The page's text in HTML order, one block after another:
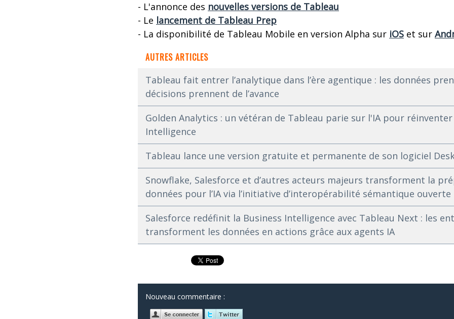
- L'annonce des nouvelles versions de Tableau
- Le lancement de Tableau Prep
- La disponibilité de Tableau Mobile en version Alpha sur iOS et sur
AUTRES ARTICLES
Tableau fait entrer l’analytique dans l’ère agentique : les données
décisions prennent de l’avance
Golden Analytics : un vétéran de Tableau parie sur l'IA pour réinventer
Intelligence
Tableau lance une version gratuite et permanente de son logiciel
Snowflake, Salesforce et d’autres acteurs majeurs transforment la
données pour l’IA via l’initiative d’interopérabilité sémantique ouverte
Salesforce redéfinit la Business Intelligence avec Tableau Next : les
transforment les données en actions grâce aux agents IA
Nouveau commentaire :